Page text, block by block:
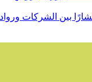
بين الشركات